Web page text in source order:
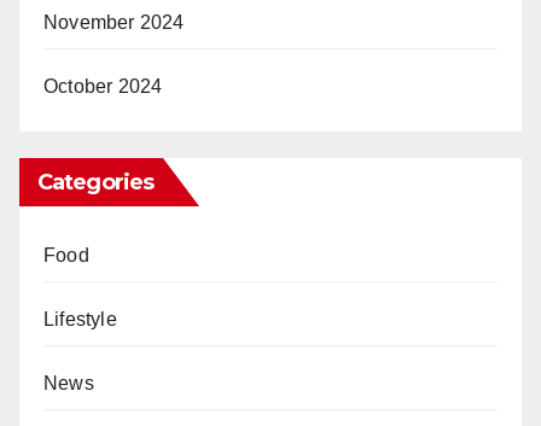
November 2024
October 2024
Categories
Food
Lifestyle
News